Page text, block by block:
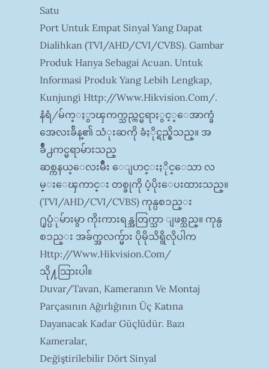
Satu
Port Untuk Empat Sinyal Yang Dapat
Dialihkan (TVI/AHD/CVI/CVBS). Gambar
Produk Hanya Sebagai Acuan. Untuk
Informasi Produk Yang Lebih Lengkap,
Kunjungi Http://www.hikvision.com/.
နံရံ/မ်က္ႏွာၾကက္သည္ကင္မရာႏွင့္ေအာက္ခံ
အေလးခ်ိန္၏ သံုးဆကို ခံႏိုင္ရည္ရွိသည္။ အ
ခ်ိဳ႕ကင္မရာမ်ားသည္
ဆစ္ကနယ္ေလးမ်ဳိး ေျပာင္းႏိုင္ေသာ လ
မ္းေၾကာင္း တစ္ခုကို ပံ့ပိုးေပးထားသည္။
(TVI/AHD/CVI/CVBS) ကုန္ပစၥည္း
႐ုပ္ပံုမ်ားမွာ ကိုးကားရန္အတြက္သာ ျဖစ္သည္။ ကုန္ပ
စၥည္း အခ်က္အလက္မ်ား ပိုမိုသိရွိလိုပါက
Http://www.hikvision.com/
သို႔သြားပါ။
Duvar/tavan, Kameranın Ve Montaj
Parçasının Ağırlığının Üç Katına
Dayanacak Kadar Güçlüdür. Bazı
Kameralar,
Değiştirilebilir Dört Sinyal